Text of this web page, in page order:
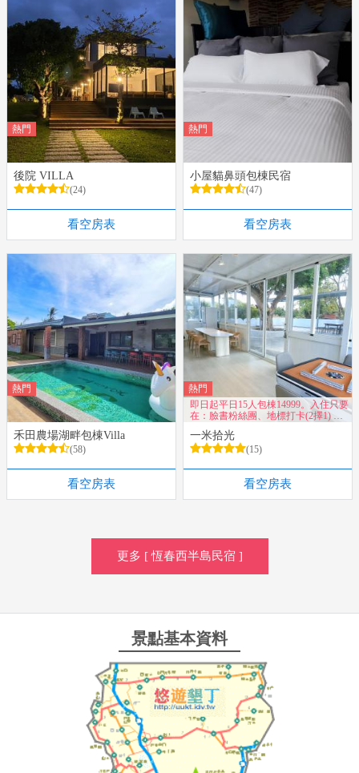
熱門
後院 VILLA
(24)
看空房表
熱門
小屋貓鼻頭包棟民宿
(47)
看空房表
熱門
禾田農場湖畔包棟Villa
(58)
看空房表
熱門
即日起平日15人包棟14999。入住只要
在：臉書粉絲團、地標打卡(2擇1) 享
一米拾光
(15)
看空房表
更多 [ 恆春西半島民宿 ]
景點基本資料